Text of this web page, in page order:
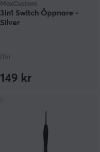
MaxCustom
3in1 Switch Öppnare -
Silver
(16)
149 kr